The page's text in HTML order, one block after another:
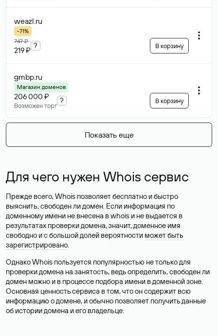
weazl.ru
-71%
747 ₽
219 ₽
? В корзину
gmbp.ru
Магазин доменов
206 000 ₽
Возможен торг
? В корзину
Показать еще
Для чего нужен Whois сервис
Прежде всего, Whois позволяет бесплатно и быстро
выяснить, свободен ли домен. Если информация по
доменному имени не внесена в whois и не выдается в
результатах проверки домена, значит, доменное имя
свободно и с большой долей вероятности может быть
зарегистрировано.
Однако Whois пользуется популярностью не только для
проверки домена на занятость, ведь определить, свободен ли
домен можно и в процессе подбора имени в доменной зоне.
Основная ценность сервиса в том, что он содержит всю
информацию о домене, и обычно позволяет получить данные
об истории домена и его владельце.